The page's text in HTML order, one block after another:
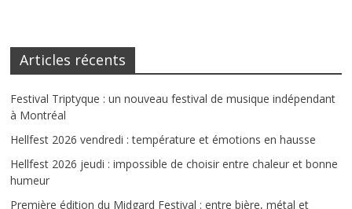
Articles récents
Festival Triptyque : un nouveau festival de musique indépendant
à Montréal
Hellfest 2026 vendredi : température et émotions en hausse
Hellfest 2026 jeudi : impossible de choisir entre chaleur et bonne
humeur
Première édition du Midgard Festival : entre bière, métal et